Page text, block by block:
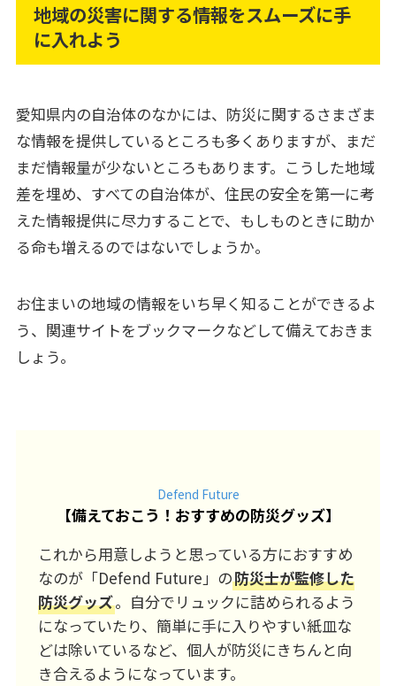
地域の災害に関する情報をスムーズに手
に入れよう
愛知県内の自治体のなかには、防災に関するさまざま
な情報を提供しているところも多くありますが、まだ
まだ情報量が少ないところもあります。こうした地域
差を埋め、すべての自治体が、住民の安全を第一に考
えた情報提供に尽力することで、もしものときに助か
る命も増えるのではないでしょうか。
お住まいの地域の情報をいち早く知ることができるよ
う、関連サイトをブックマークなどして備えておきま
しょう。
Defend Future
【備えておこう！おすすめの防災グッズ】
これから用意しようと思っている方におすすめ
なのが「Defend Future」の防災士が監修した
防災グッズ。自分でリュックに詰められるよう
になっていたり、簡単に手に入りやすい紙皿な
どは除いているなど、個人が防災にきちんと向
き合えるようになっています。